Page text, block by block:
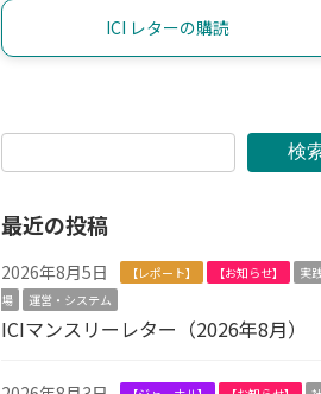
ICI レターの購読
検
最近の投稿
2026年8月5日 【レポート】 【お知らせ】
実
場
運営・システム
ICIマンスリーレター（2026年8月）